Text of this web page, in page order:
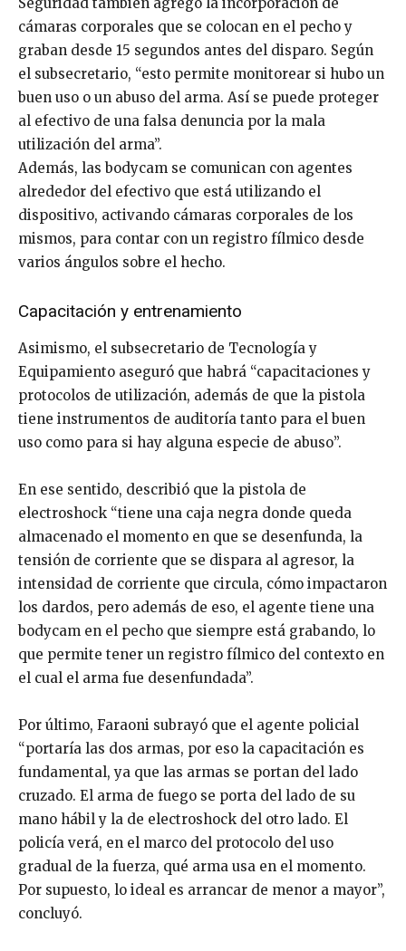
cámaras corporales que se colocan en el pecho y
graban desde 15 segundos antes del disparo. Según
el subsecretario, “esto permite monitorear si hubo un
buen uso o un abuso del arma. Así se puede proteger
al efectivo de una falsa denuncia por la mala
utilización del arma”.
Además, las bodycam se comunican con agentes
alrededor del efectivo que está utilizando el
dispositivo, activando cámaras corporales de los
mismos, para contar con un registro fílmico desde
varios ángulos sobre el hecho.
Capacitación y entrenamiento
Asimismo, el subsecretario de Tecnología y
Equipamiento aseguró que habrá “capacitaciones y
protocolos de utilización, además de que la pistola
tiene instrumentos de auditoría tanto para el buen
uso como para si hay alguna especie de abuso”.
En ese sentido, describió que la pistola de
electroshock “tiene una caja negra donde queda
almacenado el momento en que se desenfunda, la
tensión de corriente que se dispara al agresor, la
intensidad de corriente que circula, cómo impactaron
los dardos, pero además de eso, el agente tiene una
bodycam en el pecho que siempre está grabando, lo
que permite tener un registro fílmico del contexto en
el cual el arma fue desenfundada”.
Por último, Faraoni subrayó que el agente policial
“portaría las dos armas, por eso la capacitación es
fundamental, ya que las armas se portan del lado
cruzado. El arma de fuego se porta del lado de su
mano hábil y la de electroshock del otro lado. El
policía verá, en el marco del protocolo del uso
gradual de la fuerza, qué arma usa en el momento.
Por supuesto, lo ideal es arrancar de menor a mayor”,
concluyó.